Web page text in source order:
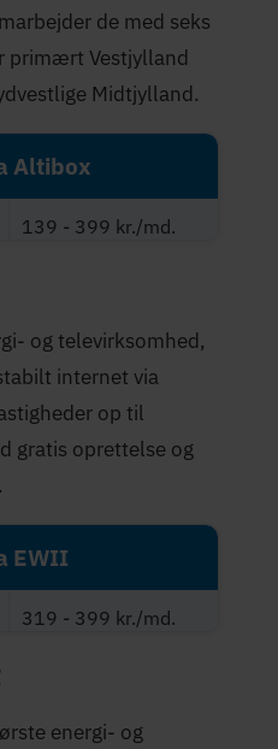
de med seks
primært Vestjylland
Midtjylland.
Altibox
139 - 399 kr./md.
4,0 stjerner
og televirksomhed,
internet via
op til
gratis oprettelse og
EWII
319 - 399 kr./md.
energi- og